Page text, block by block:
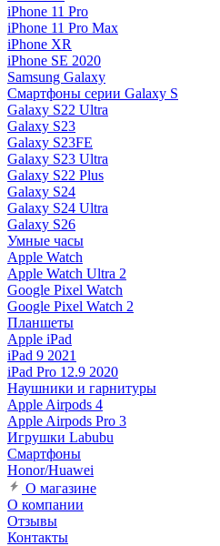
iPhone 11 Pro
iPhone 11 Pro Max
iPhone XR
iPhone SE 2020
Samsung Galaxy
Смартфоны серии Galaxy S
Galaxy S22 Ultra
Galaxy S23
Galaxy S23FE
Galaxy S23 Ultra
Galaxy S22 Plus
Galaxy S24
Galaxy S24 Ultra
Galaxy S26
Умные часы
Apple Watch
Apple Watch Ultra 2
Google Pixel Watch
Google Pixel Watch 2
Планшеты
Apple iPad
iPad 9 2021
iPad Pro 12.9 2020
Наушники и гарнитуры
Apple Airpods 4
Apple Airpods Pro 3
Игрушки Labubu
Смартфоны
Honor/Huawei
О магазине
О компании
Отзывы
Контакты